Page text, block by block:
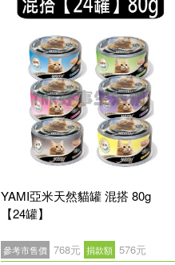
YAMI亞米天然貓罐 混搭 80g
【24罐】
參考市售價 768元 捐款額 576元